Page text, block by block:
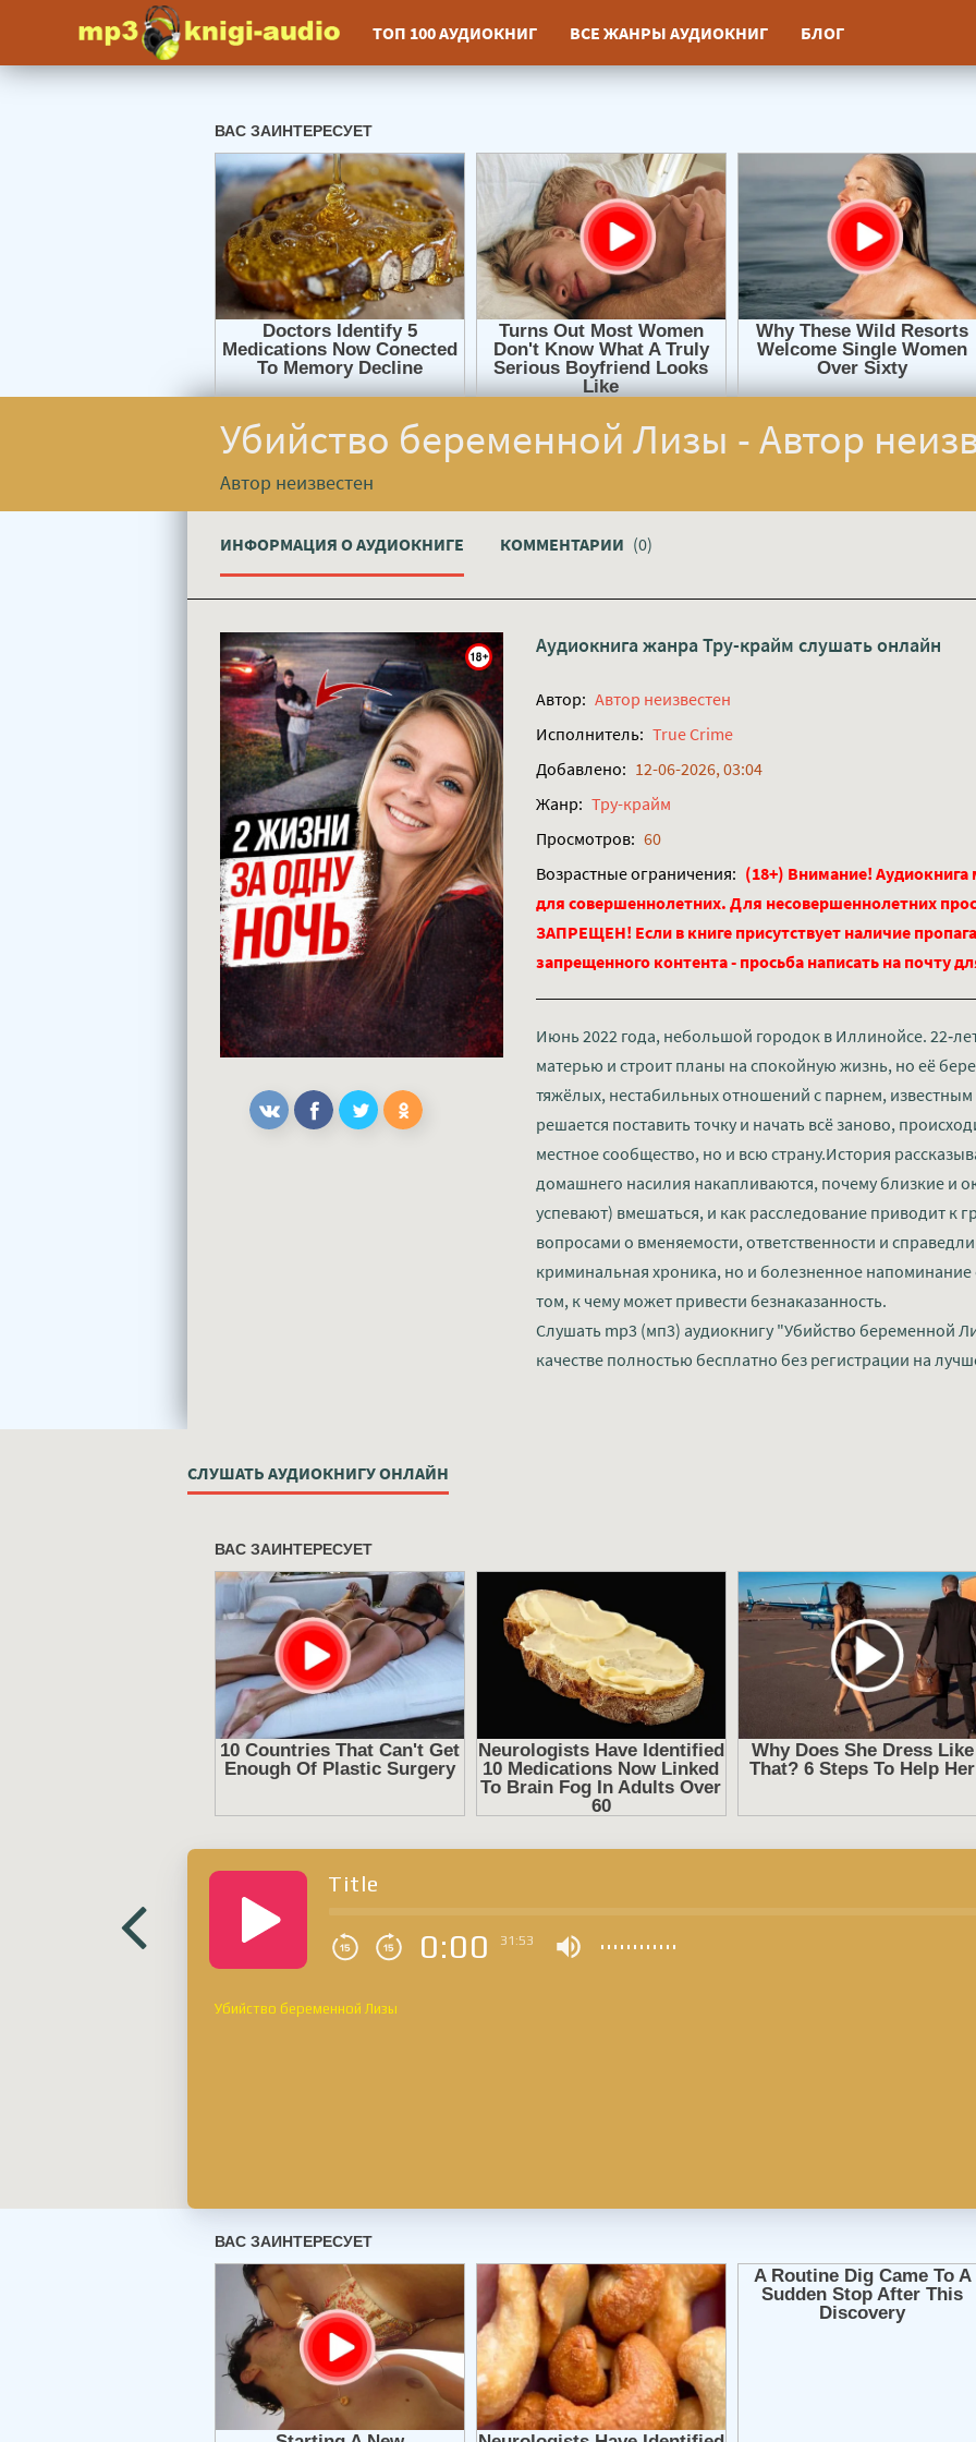
ТОП 100 АУДИОКНИГ ВСЕ ЖАНРЫ АУДИОКНИГ БЛОГ
Убийство беременной Лизы - Автор
Автор неизвестен
ИНФОРМАЦИЯ О АУДИОКНИГЕ КОММЕНТАРИИ (0)
Аудиокнига жанра Тру-крайм слушать онлайн
Автор: Автор неизвестен
Исполнитель: True Crime
Добавлено: 12-06-2026, 03:04
Жанр: Тру-крайм
Просмотров: 60
Возрастные ограничения: (18+) Внимание!
для совершеннолетних. Для несовершеннолетних
ЗАПРЕЩЕН! Если в книге присутствует наличие
запрещенного контента - просьба написать на почту
Июнь 2022 года, небольшой городок в Иллинойсе.
матерью и строит планы на спокойную жизнь, но её
тяжёлых, нестабильных отношений с парнем,
решается поставить точку и начать всё заново,
местное сообщество, но и всю страну.История
домашнего насилия накапливаются, почему близкие и
успевают) вмешаться, и как расследование приводит к
вопросами о вменяемости, ответственности и
криминальная хроника, но и болезненное
том, к чему может привести безнаказанность.
Слушать mp3 (мп3) аудиокнигу "Убийство беременной
качестве полностью бесплатно без регистрации на
СЛУШАТЬ АУДИОКНИГУ ОНЛАЙН
Title
0:00 31:53
Убийство беременной Лизы